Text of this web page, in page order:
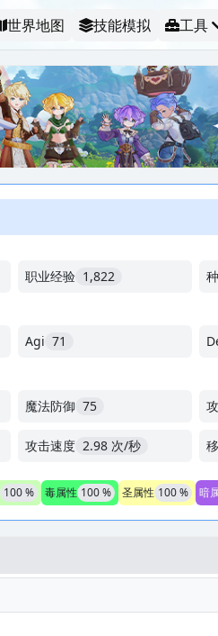
世界地图 技能模拟 工具
职业经验 1,822
Agi 71
魔法防御 75
攻击速度 2.98 次/秒
100 % 毒属性 100 % 圣属性 100 % 暗